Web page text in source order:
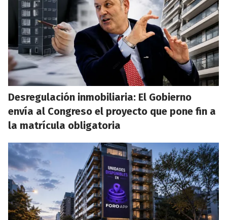
Desregulación inmobiliaria: El Gobierno
envía al Congreso el proyecto que pone fin a
la matrícula obligatoria